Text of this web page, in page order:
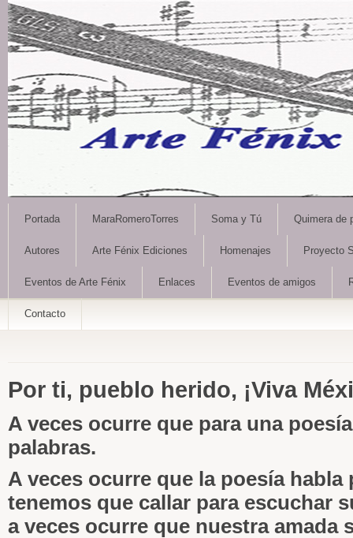
Portada MaraRomeroTorres Soma y Tú Quimera de
Autores Arte Fénix Ediciones Homenajes Proyecto
Eventos de Arte Fénix Enlaces Eventos de amigos
Contacto
Por ti, pueblo herido, ¡Viva
A veces ocurre que para una
palabras.
A veces ocurre que la poesía habla
tenemos que callar para escuchar
a veces ocurre que nuestra amada